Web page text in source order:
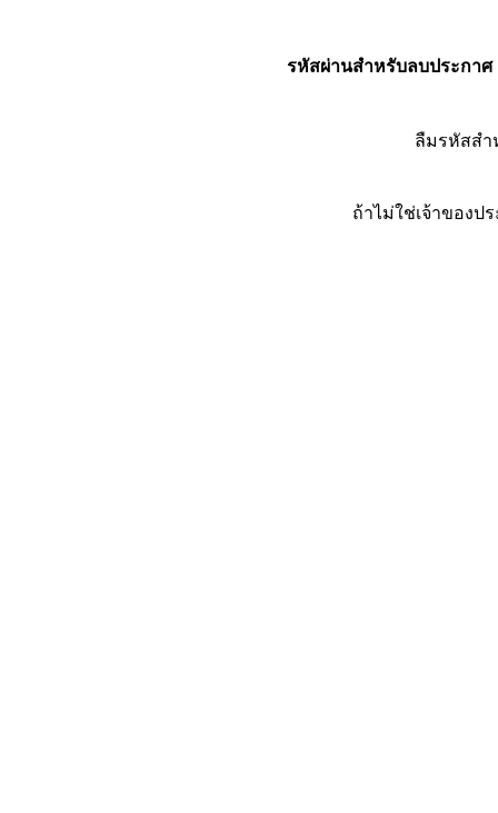
รหัสผ่านสำหรับลบประกาศ
ลืมรหัสส
ถ้าไม่ใช่เจ้าของป